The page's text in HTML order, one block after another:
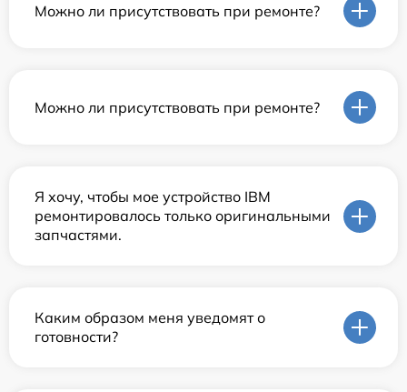
Можно ли присутствовать при ремонте?
Можно ли присутствовать при ремонте?
Я хочу, чтобы мое устройство IBM
ремонтировалось только оригинальными
запчастями.
Каким образом меня уведомят о
готовности?